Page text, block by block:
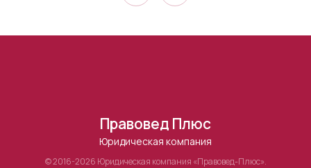
Правовед Плюс
Юридическая компания
© 2016-2026 Юридическая компания «Правовед-Плюс».